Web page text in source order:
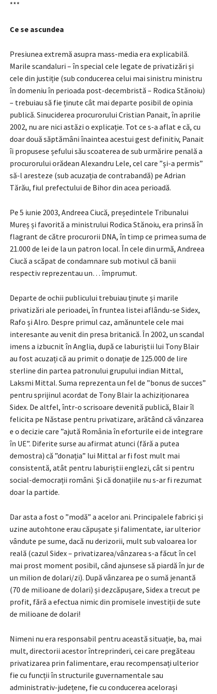
***
Ce se ascundea
Presiunea extremă asupra mass-media era explicabilă.
Marile scandaluri – în special cele legate de privatizări și
cele din justiție (sub conducerea celui mai sinistru ministru
în domeniu în perioada post-decembristă – Rodica Stănoiu)
– trebuiau să fie ținute cât mai departe posibil de opinia
publică. Sinuciderea procurorului Cristian Panait, în aprilie
2002, nu are nici astăzi o explicație. Tot ce s-a aflat e că, cu
doar două săptămâni înaintea acestui gest definitiv, Panait
îi propusese șefului său scoaterea de sub urmărire penală a
procurorului orădean Alexandru Lele, cel care ”și-a permis”
să-l aresteze (sub acuzația de contrabandă) pe Adrian
Tărău, fiul prefectului de Bihor din acea perioadă.
Pe 5 iunie 2003, Andreea Ciucă, președintele Tribunalui
Mureș și favorită a ministrului Rodica Stănoiu, era prinsă în
flagrant de către procurorii DNA, în timp ce primea suma de
21.000 de lei de la un patron local. În cele din urmă, Andreea
Ciucă a scăpat de condamnare sub motivul că banii
respectiv reprezentau un… împrumut.
Departe de ochii publicului trebuiau ținute și marile
privatizări ale perioadei, în fruntea listei aflându-se Sidex,
Rafo și Alro. Despre primul caz, amănuntele cele mai
interesante au venit din presa britanică. În 2002, un scandal
imens a izbucnit în Anglia, după ce laburiștii lui Tony Blair
au fost acuzați că au primit o donație de 125.000 de lire
sterline din partea patronului grupului indian Mittal,
Laksmi Mittal. Suma reprezenta un fel de ”bonus de succes”
pentru sprijinul acordat de Tony Blair la achiziționarea
Sidex. De altfel, într-o scrisoare devenită publică, Blair îl
felicita pe Năstase pentru privatizare, arătând că vânzarea
e o decizie care ”ajută România în eforturile ei de integrare
în UE”. Diferite surse au afirmat atunci (fără a putea
demostra) că ”donația” lui Mittal ar fi fost mult mai
consistentă, atât pentru laburiștii englezi, cât si pentru
social-democrații români. Și că donațiile nu s-ar fi rezumat
doar la partide.
Dar asta a fost o ”modă” a acelor ani. Principalele fabrici și
uzine autohtone erau căpușate și falimentate, iar ulterior
vândute pe sume, dacă nu derizorii, mult sub valoarea lor
reală (cazul Sidex – privatizarea/vânzarea s-a făcut în cel
mai prost moment posibil, când ajunsese să piardă în jur de
un milion de dolari/zi). După vânzarea pe o sumă jenantă
(70 de milioane de dolari) și dezcăpușare, Sidex a trecut pe
profit, fără a efectua nimic din promisele investiții de sute
de milioane de dolari!
Nimeni nu era responsabil pentru această situație, ba, mai
mult, directorii acestor întreprinderi, cei care pregăteau
privatizarea prin falimentare, erau recompensați ulterior
fie cu funcții în structurile guvernamentale sau
administrativ-județene, fie cu conducerea acelorași